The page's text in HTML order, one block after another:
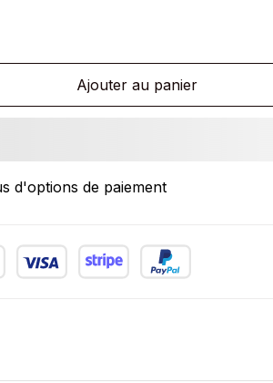
Ajouter au panier
d'options de paiement